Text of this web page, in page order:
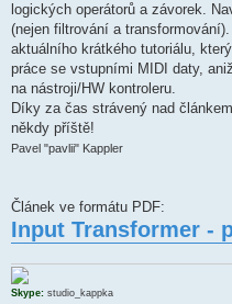
logických operátorů a závorek.
(nejen filtrování a
aktuálního krátkého tutoriálu,
práce se vstupními MIDI daty,
na nástroji/HW kontroleru.
Díky za čas strávený nad
někdy příště!
Pavel "pavlii" Kappler
Článek ve formátu PDF:
Input Transformer -
Skype: studio_kappka